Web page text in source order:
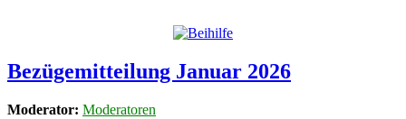
Bezügemitteilung Januar 2026
Moderator: Moderatoren